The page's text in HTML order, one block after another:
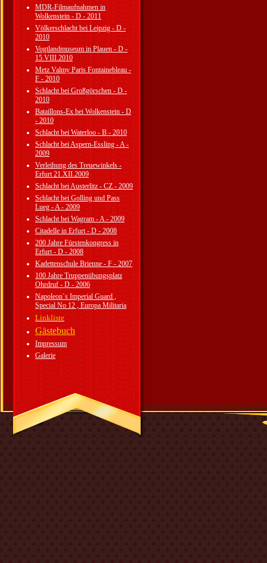
MDR-Filmaufnahmen in
Wolkenstein - D - 2011
Völkerschlacht bei Leipzig - D -
2010
Vogtlandmuseum in Plauen - D -
15.VIII.2010
Metz Valmy Paris Fontainebleau -
F - 2010
Schlacht bei Großgörschen - D -
2010
Bataillons-Ex bei Wolkenstein - D
- 2010
Schlacht bei Waterloo - B - 2010
Schlacht bei Aspern-Essling - A -
2009
Verleihung des Treuewinkels -
Erfurt 21.XII.2009
Schlacht bei Austerlitz - CZ - 2009
Schlacht bei Golling und Pass
Lueg - A - 2009
Schlacht bei Wagram - A - 2009
Citadelle in Erfurt - D - 2008
200 Jahre Fürstenkongress in
Erfurt - D - 2008
Kadettenschule Brienne - F - 2007
100 Jahre Truppenübungsplatz
Ohrdruf - D - 2006
Napoleon`s Imperial Guard ,
Special No 12 , Europa Militaria
Linkliste
Gästebuch
Impressum
Galerie